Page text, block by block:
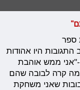
ספר
התגובות היו אהודות
"אני ממש אוהבת
מה קרה לבובה שהם
שאני משחקת